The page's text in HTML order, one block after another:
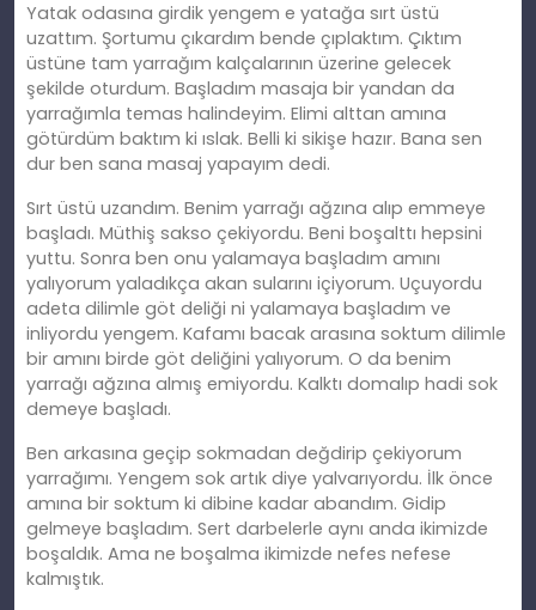
Yatak odasına girdik yengem e yatağa sırt üstü
uzattım. Şortumu çıkardım bende çıplaktım. Çıktım
üstüne tam yarrağım kalçalarının üzerine gelecek
şekilde oturdum. Başladım masaja bir yandan da
yarrağımla temas halindeyim. Elimi alttan amına
götürdüm baktım ki ıslak. Belli ki sikişe hazır. Bana sen
dur ben sana masaj yapayım dedi.
Sırt üstü uzandım. Benim yarrağı ağzına alıp emmeye
başladı. Müthiş sakso çekiyordu. Beni boşalttı hepsini
yuttu. Sonra ben onu yalamaya başladım amını
yalıyorum yaladıkça akan sularını içiyorum. Uçuyordu
adeta dilimle göt deliği ni yalamaya başladım ve
inliyordu yengem. Kafamı bacak arasına soktum dilimle
bir amını birde göt deliğini yalıyorum. O da benim
yarrağı ağzına almış emiyordu. Kalktı domalıp hadi sok
demeye başladı.
Ben arkasına geçip sokmadan değdirip çekiyorum
yarrağımı. Yengem sok artık diye yalvarıyordu. İlk önce
amına bir soktum ki dibine kadar abandım. Gidip
gelmeye başladım. Sert darbelerle aynı anda ikimizde
boşaldık. Ama ne boşalma ikimizde nefes nefese
kalmıştık.